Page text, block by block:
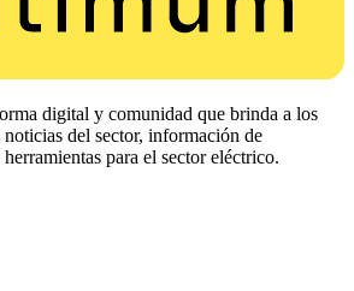
digital y comunidad que brinda a los
del sector, información de
para el sector eléctrico.